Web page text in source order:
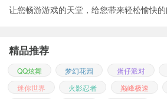
让您畅游游戏的天堂，给您带来轻松愉快的
精品推荐
QQ炫舞 梦幻花园 蛋仔派对
迷你世界
火影忍者 巅峰极速